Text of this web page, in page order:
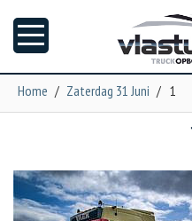
Truckopbouw
Home / Zaterdag 31 Juni / 1